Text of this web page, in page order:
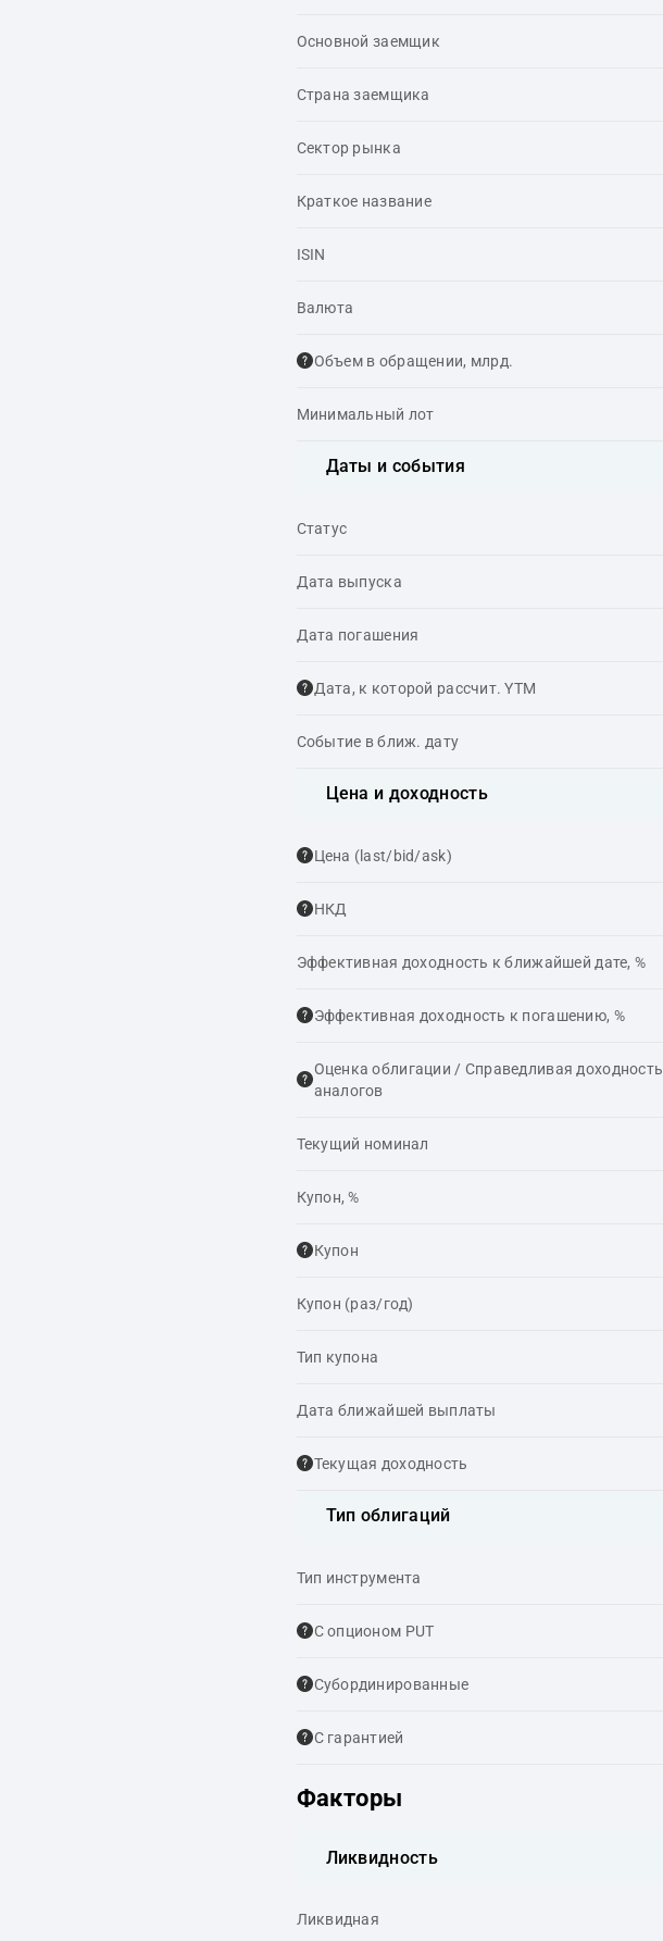
Основной заемщик
Страна заемщика
Сектор рынка
Краткое название
ISIN
Валюта
Объем в обращении, млрд.
Минимальный лот
Даты и события
Статус
Дата выпуска
Дата погашения
Дата, к которой рассчит. YTM
Событие в ближ. дату
Цена и доходность
Цена (last/bid/ask)
НКД
Эффективная доходность к ближайшей дате, %
Эффективная доходность к погашению, %
Оценка облигации / Справедливая доходность
аналогов
Текущий номинал
Купон, %
Купон
Купон (раз/год)
Тип купона
Дата ближайшей выплаты
Текущая доходность
Тип облигаций
Тип инструмента
С опционом PUT
Cубординированные
С гарантией
Факторы
Ликвидность
Ликвидная